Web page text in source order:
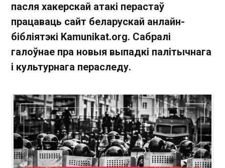
пасля хакерскай атакі перастаў
працаваць сайт беларускай анлайн-
бібліятэкі Kamunikat.org. Сабралі
галоўнае пра новыя выпадкі палітычнага
і культурнага пераследу.